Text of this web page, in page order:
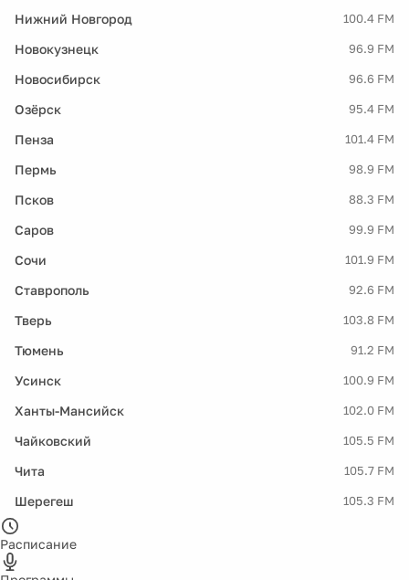
Нижний Новгород 100.4 FM
Новокузнецк 96.9 FM
Новосибирск 96.6 FM
Озёрск 95.4 FM
Пенза 101.4 FM
Пермь 98.9 FM
Псков 88.3 FM
Саров 99.9 FM
Сочи 101.9 FM
Ставрополь 92.6 FM
Тверь 103.8 FM
Тюмень 91.2 FM
Усинск 100.9 FM
Ханты-Мансийск 102.0 FM
Чайковский 105.5 FM
Чита 105.7 FM
Шерегеш 105.3 FM
Расписание